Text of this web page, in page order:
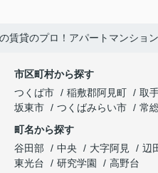
賃貸のプロ！アパートマンショ
市区町村から探す
つくば市
稲敷郡阿見町 取
坂東市
つくばみらい市 常
町名から探す
谷田部
中央 大字阿見 辺
東光台
研究学園
高野台